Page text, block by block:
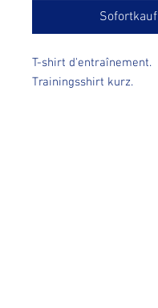
Sofortkauf
T-shirt d'entraînement.
Trainingsshirt kurz.